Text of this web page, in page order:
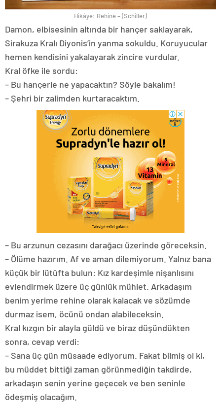
Hikâye: Rehine – (Schiller)
Damon, elbisesinin altında bir hançer saklayarak,
Sirakuza Kralı Diyonis’in yanma sokuldu. Koruyucular
hemen kendisini yakalayarak zincire vurdular.
Kral öfke ile sordu:
– Bu hançerle ne yapacaktın? Söyle bakalım!
– Şehri bir zalimden kurtaracaktım.
– Bu arzunun cezasını darağacı üzerinde göreceksin.
– Ölüme hazırım. Af ve aman dilemiyorum. Yalnız bana
küçük bir lütûfta bulun: Kız kardeşimle nişanlısını
evlendirmek üzere üç günlük mühlet. Arkadaşım
benim yerime rehine olarak kalacak ve sözümde
durmaz isem, öcünü ondan alabileceksin.
Kral kızgın bir alayla güldü ve biraz düşündükten
sonra, cevap verdi:
– Sana üç gün müsaade ediyorum. Fakat bilmiş ol ki,
bu müddet bittiği zaman görünmediğin takdirde,
arkadaşın senin yerine geçecek ve ben seninle
ödeşmiş olacağım.